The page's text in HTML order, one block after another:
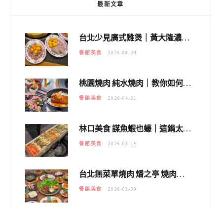
最新文章
台北少見廣式雞煲｜黃大隆濃郁煲湯：經典提燈與溫體雞肉，熬夜修仙不如來喝湯！
餐館美食 2026-08-04
桃園燒肉 純水燒肉｜教你如何優惠吃日本A5和牛各種部位，私房菜誠意吃好吃滿
餐館美食 2026-04-21
林口美食 謀魚蝦也蠔｜這鍋太狂！「蟹老闆派對鍋」10多種海鮮浮誇上桌，壽星再送生食摩天輪！
餐館美食 2026-03-15
台北無菜單燒肉 燔之亭 燒肉場｜延吉街的 $980個人無菜單「雞」料理～
餐館美食 2026-02-09